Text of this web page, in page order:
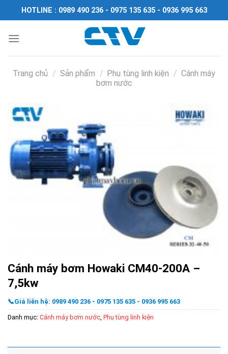
Chuyển
đến
dung
HOTLINE : 0989 490 236 - 0975 135 635 - 0936 995 663
Trang chủ / Sản phẩm / Phụ tùng linh kiện / Cánh máy
bơm nước
Cánh máy bơm Howaki CM40-200A –
7,5kw
📞Giá liên hệ: 0989 490 236 - 0975 135 635 - 0936 995 663
Danh mục: Cánh máy bơm nước Phụ tùng linh kiện